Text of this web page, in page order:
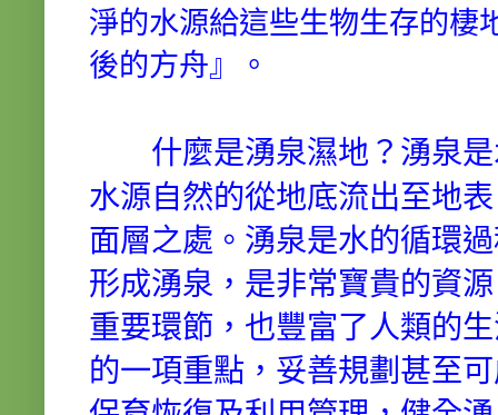
淨的水源給這些生物生存的棲
後的方舟』。
什麼是湧泉濕地？湧泉是
水源自然的從地底流出至地
面層之處。湧泉是水的循環
形成湧泉，是非常寶貴的資
重要環節，也豐富了人類的
的一項重點，妥善規劃甚至